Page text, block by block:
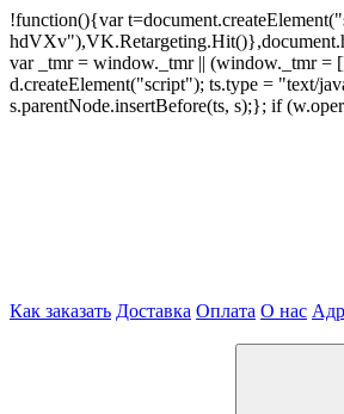
!function(){var
var _tmr = window._tmr || (window._tmr =
d.createElement("script"); ts.type = "text/
s.parentNode.insertBefore(ts, s);}; if
Как заказать Доставка Оплата О нас